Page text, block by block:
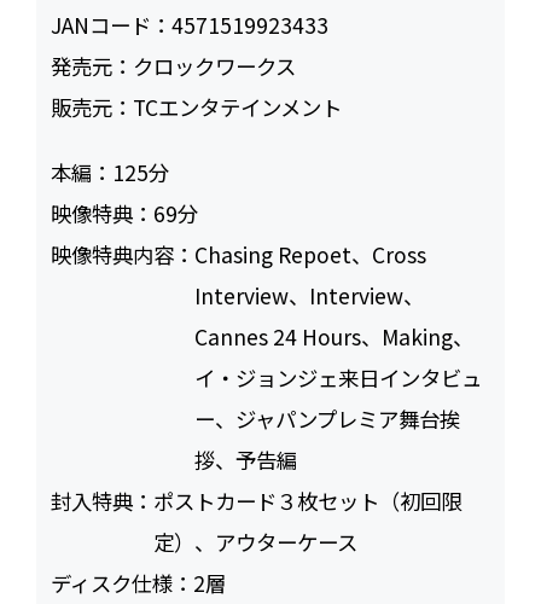
JANコード：4571519923433
発売元： クロックワークス
販売元： TCエンタテインメント
本編： 125
映像特典： 69
映像特典内容： Chasing Repoet、Cross
Interview、Interview、
Cannes 24 Hours、Making、
イ・ジョンジェ来日インタビュ
ー、ジャパンプレミア舞台挨
拶、予告編
封入特典： ポストカード３枚セット（初回限
定）、アウターケース
ディスク仕様： 2層